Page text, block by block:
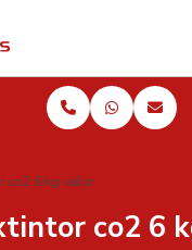
co2 6 kg valor
co2 6